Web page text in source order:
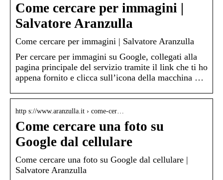
Come cercare per immagini |
Salvatore Aranzulla
Come cercare per immagini | Salvatore Aranzulla
Per cercare per immagini su Google, collegati alla
pagina principale del servizio tramite il link che ti ho
appena fornito e clicca sull’icona della macchina …
http s://www.aranzulla.it › come-cer…
Come cercare una foto su
Google dal cellulare
Come cercare una foto su Google dal cellulare |
Salvatore Aranzulla